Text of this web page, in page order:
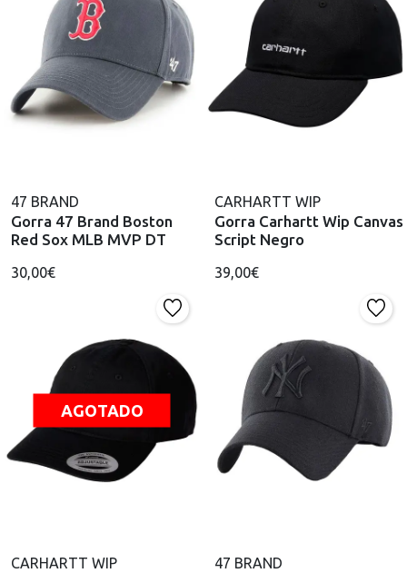
47 BRAND
Gorra 47 Brand Boston
Red Sox MLB MVP DT
30,00€
CARHARTT WIP
Gorra Carhartt Wip Canvas
Script Negro
39,00€
AGOTADO
CARHARTT WIP 47 BRAND